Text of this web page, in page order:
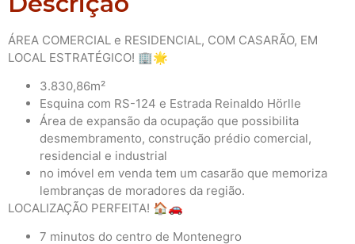
ÁREA COMERCIAL e RESIDENCIAL, COM CASARÃO, EM
LOCAL ESTRATÉGICO! 🏢🌟
3.830,86m²
Esquina com RS-124 e Estrada Reinaldo Hörlle
Área de expansão da ocupação que possibilita
desmembramento, construção prédio comercial,
residencial e industrial
no imóvel em venda tem um casarão que memoriza
lembranças de moradores da região.
LOCALIZAÇÃO PERFEITA! 🏠🚗
7 minutos do centro de Montenegro